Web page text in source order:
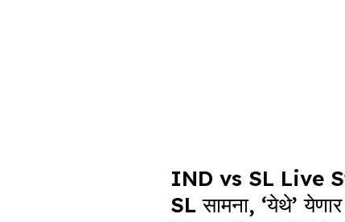
IND vs SL Live
SL सामना, ‘येथे’ येणार
SL
Live